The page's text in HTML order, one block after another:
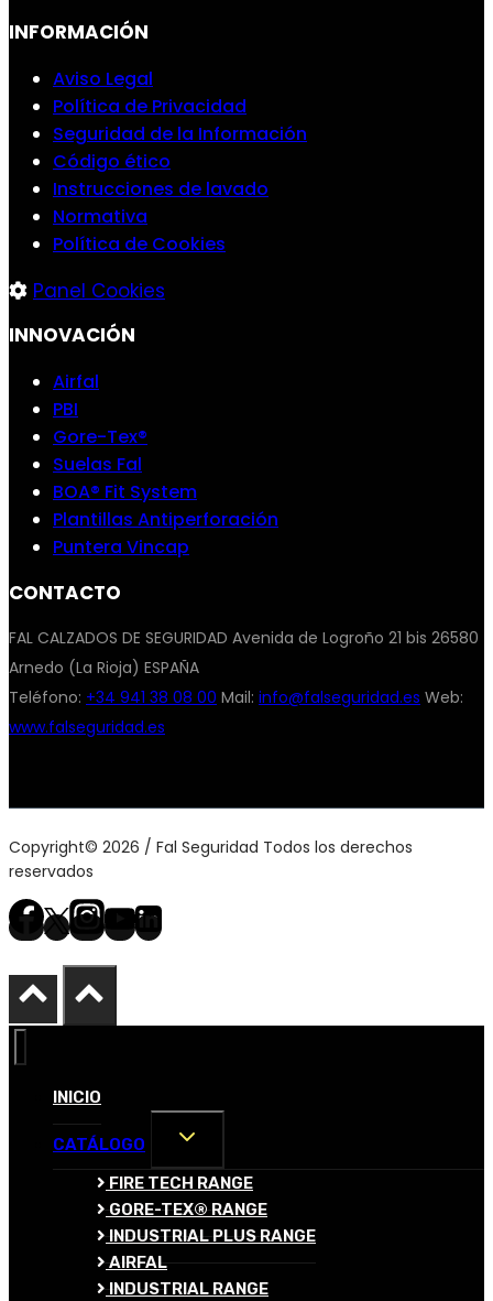
INFORMACIÓN
Aviso Legal
Política de Privacidad
Seguridad de la Información
Código ético
Instrucciones de lavado
Normativa
Política de Cookies
Panel Cookies
INNOVACIÓN
Airfal
PBI
Gore-Tex®
Suelas Fal
BOA® Fit System
Plantillas Antiperforación
Puntera Vincap
CONTACTO
FAL CALZADOS DE SEGURIDAD Avenida de Logroño 21 bis 26580
Arnedo (La Rioja) ESPAÑA
Teléfono: +34 941 38 08 00 Mail: info@falseguridad.es Web:
www.falseguridad.es
Copyright© 2026 / Fal Seguridad Todos los derechos
reservados
INICIO
CATÁLOGO
ALTERNAR
HIJO
FIRE TECH RANGE
GORE-TEX® RANGE
INDUSTRIAL PLUS RANGE
AIRFAL
INDUSTRIAL RANGE